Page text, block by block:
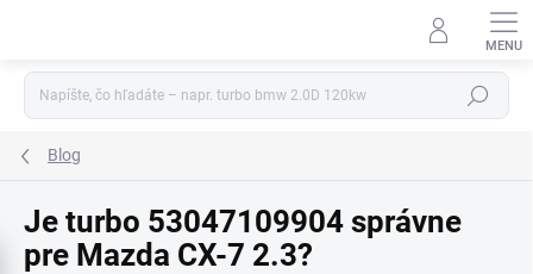
Hľadať
Blog
Je turbo 53047109904 správne
pre Mazda CX-7 2.3?